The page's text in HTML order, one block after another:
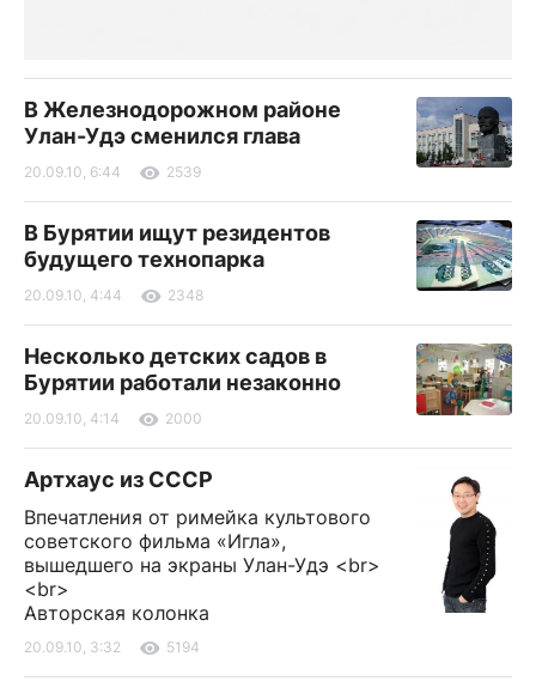
В Железнодорожном районе
Улан-Удэ сменился глава
20.09.10, 6:44 2539
В Бурятии ищут резидентов
будущего технопарка
20.09.10, 4:44 2348
Несколько детских садов в
Бурятии работали незаконно
20.09.10, 4:14 2000
Артхаус из СССР
Впечатления от римейка культового
советского фильма «Игла»,
вышедшего на экраны Улан-Удэ <br>
<br>
Авторская колонка
20.09.10, 3:32 5194